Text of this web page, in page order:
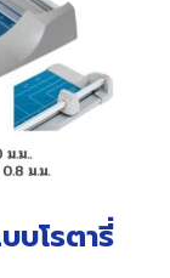
บโรตารี่